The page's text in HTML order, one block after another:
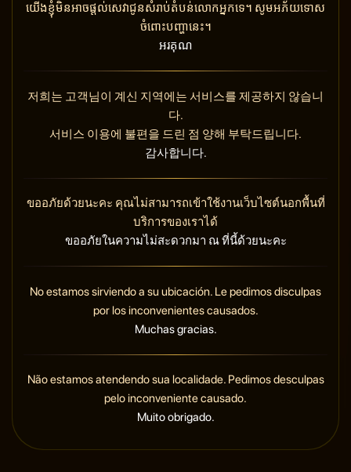
យើងខ្ញុំមិនអាចផ្តល់សេវាជូនសំរាប់តំបន់លោកអ្នកទេ។ សូមអភ័យទោស
ចំពោះបញ្ហានេះ។
អរគុណ
저희는 고객님이 계신 지역에는 서비스를 제공하지 않습니
다.
서비스 이용에 불편을 드린 점 양해 부탁드립니다.
감사합니다.
ขออภัยด้วยนะคะ คุณไม่สามารถเข้าใช้งานเว็บไซต์นอกพื้นที่
บริการของเราได้
ขออภัยในความไม่สะดวกมา ณ ที่นี้ด้วยนะคะ
No estamos sirviendo a su ubicación. Le pedimos disculpas
por los inconvenientes causados.
Muchas gracias.
Não estamos atendendo sua localidade. Pedimos desculpas
pelo inconveniente causado.
Muito obrigado.